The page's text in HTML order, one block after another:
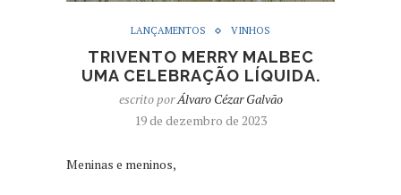
LANÇAMENTOS VINHOS
TRIVENTO MERRY MALBEC
UMA CELEBRAÇÃO LÍQUIDA.
escrito porÁlvaro Cézar Galvão
19 de dezembro de 2023
Meninas e meninos,